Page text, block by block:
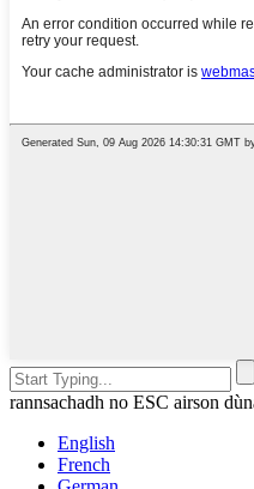
rannsachadh no ESC airson
English
French